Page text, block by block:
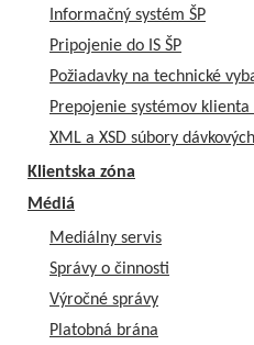
Informačný systém ŠP
Pripojenie do IS ŠP
Požiadavky na technické
Prepojenie systémov klienta
XML a XSD súbory
Klientska zóna
Médiá
Mediálny servis
Správy o činnosti
Výročné správy
Platobná brána